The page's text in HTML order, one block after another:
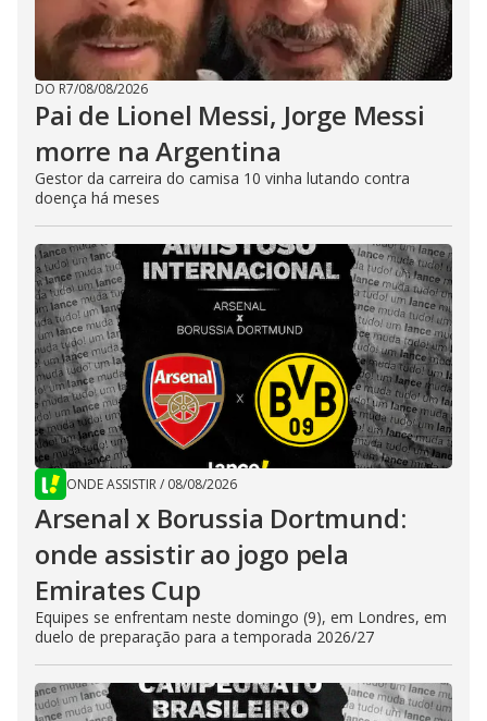
DO R7/08/08/2026
Pai de Lionel Messi, Jorge Messi
morre na Argentina
Gestor da carreira do camisa 10 vinha lutando contra
doença há meses
ONDE ASSISTIR/ 08/08/2026
Arsenal x Borussia Dortmund:
onde assistir ao jogo pela
Emirates Cup
Equipes se enfrentam neste domingo (9), em Londres, em
duelo de preparação para a temporada 2026/27